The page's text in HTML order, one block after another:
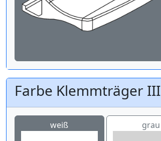
Farbe Klemmträger III
weiß grau